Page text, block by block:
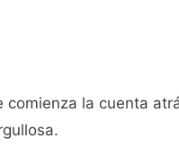
comienza la cuenta